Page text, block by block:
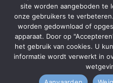
(C) Ard’immo & Conseils
site worden aangeboden te
onze gebruikers te
worden gedownload of
apparaat. Door op
het gebruik van cookies. U
informatie wordt verwerkt in